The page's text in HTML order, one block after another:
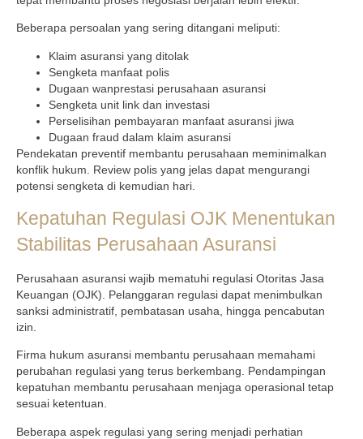
Beberapa persoalan yang sering ditangani meliputi:
Klaim asuransi yang ditolak
Sengketa manfaat polis
Dugaan wanprestasi perusahaan asuransi
Sengketa unit link dan investasi
Perselisihan pembayaran manfaat asuransi jiwa
Dugaan fraud dalam klaim asuransi
Pendekatan preventif membantu perusahaan meminimalkan
konflik hukum. Review polis yang jelas dapat mengurangi
potensi sengketa di kemudian hari.
Kepatuhan Regulasi OJK Menentukan
Stabilitas Perusahaan Asuransi
Perusahaan asuransi wajib mematuhi regulasi Otoritas Jasa
Keuangan (OJK). Pelanggaran regulasi dapat menimbulkan
sanksi administratif, pembatasan usaha, hingga pencabutan
izin.
Firma hukum asuransi membantu perusahaan memahami
perubahan regulasi yang terus berkembang. Pendampingan
kepatuhan membantu perusahaan menjaga operasional tetap
sesuai ketentuan.
Beberapa aspek regulasi yang sering menjadi perhatian